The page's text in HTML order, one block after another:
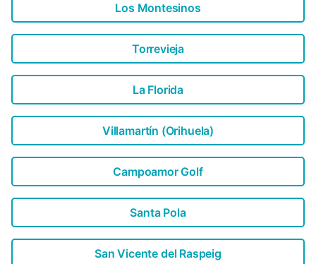
Los Montesinos
Torrevieja
La Florida
Villamartín (Orihuela)
Campoamor Golf
Santa Pola
San Vicente del Raspeig